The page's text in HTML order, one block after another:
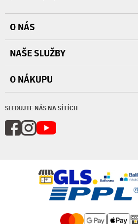
SLEDUJTE NÁS NA SÍTÍCH
O NÁS
NAŠE SLUŽBY
O NÁKUPU